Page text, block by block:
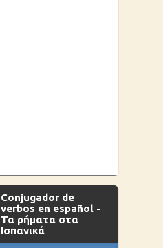
Conjugador de
verbos en español -
Τα ρήματα στα
Ισπανικά